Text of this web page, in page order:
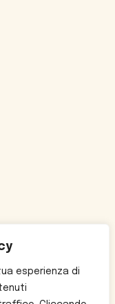
esperienza di